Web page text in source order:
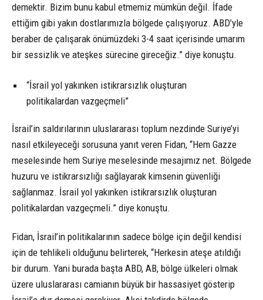
demektir. Bizim bunu kabul etmemiz mümkün değil. İfade
ettiğim gibi yakın dostlarımızla bölgede çalışıyoruz. ABD’yle
beraber de çalışarak önümüzdeki 3-4 saat içerisinde umarım
bir sessizlik ve ateşkes sürecine gireceğiz.” diye konuştu.
“İsrail yol yakınken istikrarsızlık oluşturan
politikalardan vazgeçmeli”
İsrail’in saldırılarının uluslararası toplum nezdinde Suriye’yi
nasıl etkileyeceği sorusuna yanıt veren Fidan, “Hem Gazze
meselesinde hem Suriye meselesinde mesajımız net. Bölgede
huzuru ve istikrarsızlığı sağlayarak kimsenin güvenliği
sağlanmaz. İsrail yol yakınken istikrarsızlık oluşturan
politikalardan vazgeçmeli.” diye konuştu.
Fidan, İsrail’in politikalarının sadece bölge için değil kendisi
için de tehlikeli olduğunu belirterek, “Herkesin ateşe atıldığı
bir durum. Yani burada başta ABD, AB, bölge ülkeleri olmak
üzere uluslararası camianın büyük bir hassasiyet gösterip